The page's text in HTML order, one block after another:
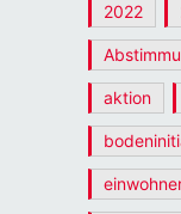
2022
aktion